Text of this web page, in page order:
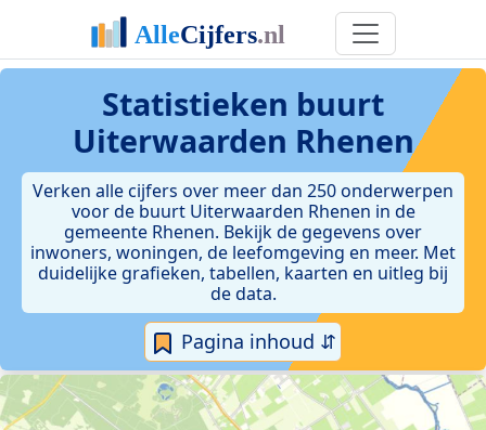
Statistieken buurt
Uiterwaarden Rhenen
Verken alle cijfers over meer dan 250 onderwerpen
voor de buurt Uiterwaarden Rhenen in de
gemeente Rhenen. Bekijk de gegevens over
inwoners, woningen, de leefomgeving en meer. Met
duidelijke grafieken, tabellen, kaarten en uitleg bij
de data.
Pagina inhoud ⇵